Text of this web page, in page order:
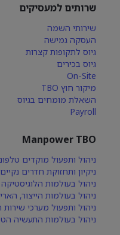
שרותים למעסיקים
שירותי השמה
העסקה גמישה
גיוס לתקופות קצרות
גיוס בכירים
On-Site
מיקור חוץ TBO
השאלת מומחים בגיוס
Payroll
Manpower TBO
ניהול ותפעול מוקדים
ניקיון ותחזוקת חדרים נקיים
ניהול בעולמות הלוגיסטיקה
ניהול בעולמות הייצור,
ניהול ותפעול מערכי שירות
ניהול בעולמות התעשיה